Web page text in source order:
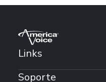
Links
¿Olvidaste tu contraseña?
Soporte